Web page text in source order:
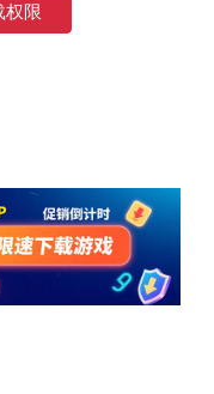
权限